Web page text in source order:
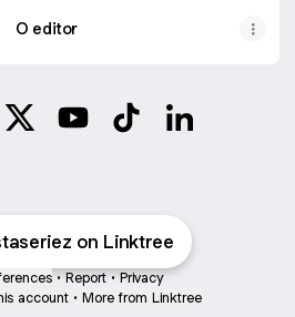
O editor
on Linktree
• Report • Privacy
account • More from Linktree